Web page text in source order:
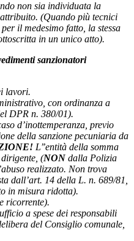
non sia individuata la
(Quando più tecnici
il medesimo fatto, la stessa
in un unico atto).
sanzionatori
lavori.
con ordinanza a
DPR n. 380/01).
d’inottemperanza, previo
della sanzione pecuniaria da
L’’entità della somma
(NON dalla Polizia
realizzato. Non trova
dall’art. 14 della L. n. 689/81,
in misura ridotta).
ricorrente).
a spese dei responsabili
del Consiglio comunale,